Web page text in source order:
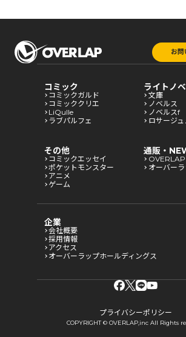
お問
コミック
コミックガルド
コミッククリエ
LiQulle
ラブパルフェ
ライトノ
文庫
ノベルス
ノベルスf
ロサージュ
その他
コミックエッセイ
ポケットモンスター
アニメ
ゲーム
通販・
オーバー
企業
会社概要
採用情報
アクセス
オーバーラップホールディングス
プライバシーポリシー
COPYRIGHT © OVERLAP,inc All Rights